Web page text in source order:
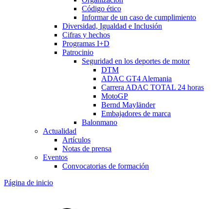
Código ético
Informar de un caso de cumplimiento
Diversidad, Igualdad e Inclusión
Cifras y hechos
Programas I+D
Patrocinio
Seguridad en los deportes de motor
DTM
ADAC GT4 Alemania
Carrera ADAC TOTAL 24 horas
MotoGP
Bernd Mayländer
Embajadores de marca
Balonmano
Actualidad
Artículos
Notas de prensa
Eventos
Convocatorias de formación
Página de inicio